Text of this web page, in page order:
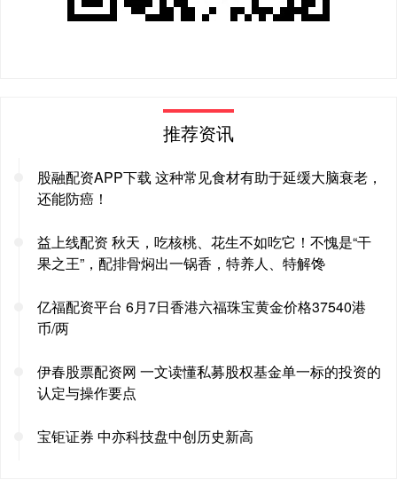
推荐资讯
股融配资APP下载 这种常见食材有助于延缓大脑衰老，
还能防癌！
益上线配资 秋天，吃核桃、花生不如吃它！不愧是“干
果之王”，配排骨焖出一锅香，特养人、特解馋
亿福配资平台 6月7日香港六福珠宝黄金价格37540港
币/两
伊春股票配资网 一文读懂私募股权基金单一标的投资的
认定与操作要点
宝钜证券 中亦科技盘中创历史新高